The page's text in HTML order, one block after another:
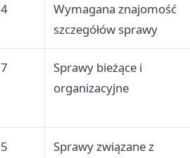
Wymagana znajomość
szczegółów sprawy
Sprawy bieżące i
organizacyjne
Sprawy związane z